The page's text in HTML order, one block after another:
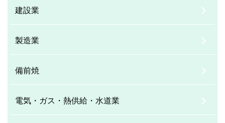
建設業
製造業
備前焼
電気・ガス・熱供給・水道業